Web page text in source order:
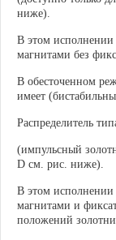
ниже).
В этом исполнении
магнитами без
В обесточенном
имеет
Распределитель
(импульсный
D см. рис. ниже).
В этом исполнении
магнитами и
положений